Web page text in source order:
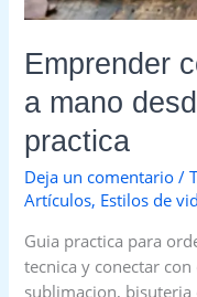
Emprender
a mano
practica
Deja un comentario /
Artículos, Estilos de
Guia practica para
tecnica y conectar
sublimacion,